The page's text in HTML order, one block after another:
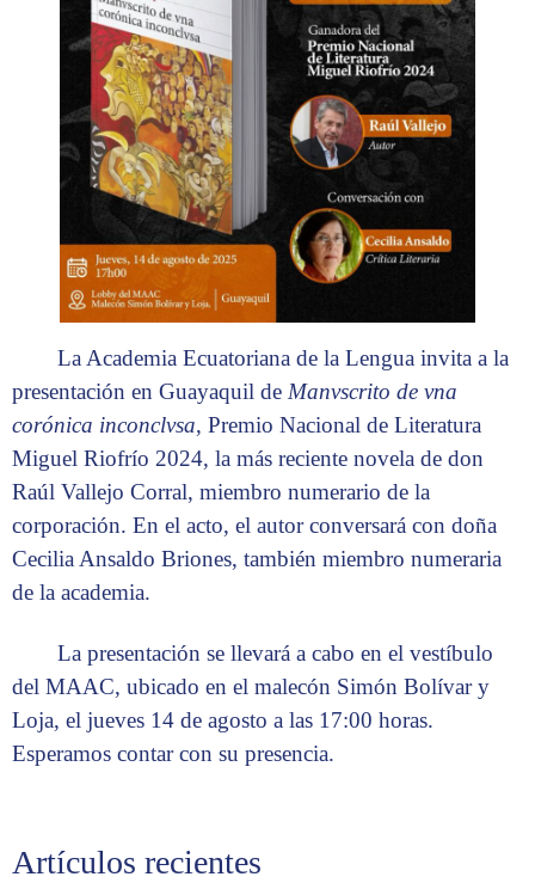
Artículos recientes
La Academia Ecuatoriana de la Lengua invita a la
presentación en Guayaquil de Manvscrito de vna
corónica inconclvsa, Premio Nacional de Literatura
Miguel Riofrío 2024, la más reciente novela de don
Raúl Vallejo Corral, miembro numerario de la
corporación. En el acto, el autor conversará con doña
Cecilia Ansaldo Briones, también miembro numeraria
de la academia.
La presentación se llevará a cabo en el vestíbulo
del MAAC, ubicado en el malecón Simón Bolívar y
Loja, el jueves 14 de agosto a las 17:00 horas.
Esperamos contar con su presencia.